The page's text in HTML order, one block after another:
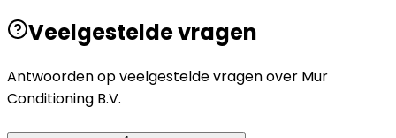
Veelgestelde vragen
Antwoorden op veelgestelde vragen over Mur
Conditioning B.V.